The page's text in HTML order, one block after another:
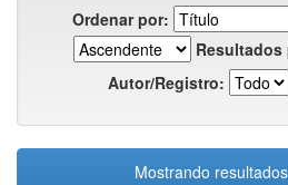
Ordenar por:
Autor/Registro:
Mostrando